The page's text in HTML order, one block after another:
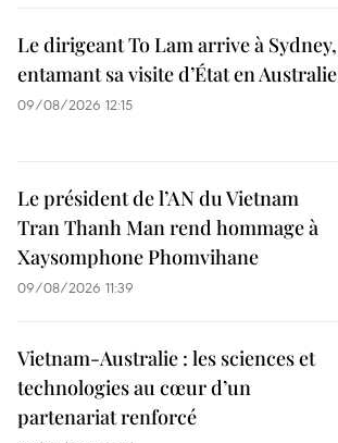
Le dirigeant To Lam arrive à Sydney,
entamant sa visite d’État en Australie
09/08/2026 12:15
Le président de l’AN du Vietnam
Tran Thanh Man rend hommage à
Xaysomphone Phomvihane
09/08/2026 11:39
Vietnam-Australie : les sciences et
technologies au cœur d’un
partenariat renforcé